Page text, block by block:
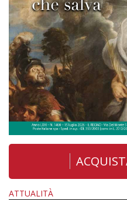
ATTUALITÀ